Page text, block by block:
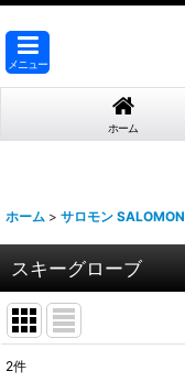
メニュー
ホーム
ホーム > サロモン SALOMON
スキーグローブ
2件